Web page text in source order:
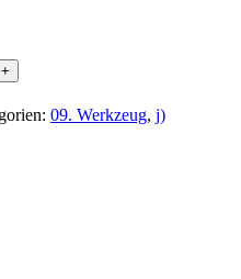
09. Werkzeug, j)